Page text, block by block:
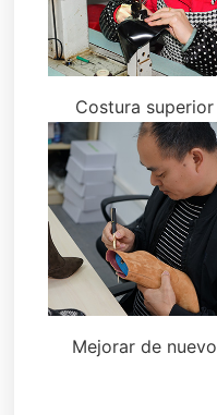
Costura superior
Mejorar de nuevo